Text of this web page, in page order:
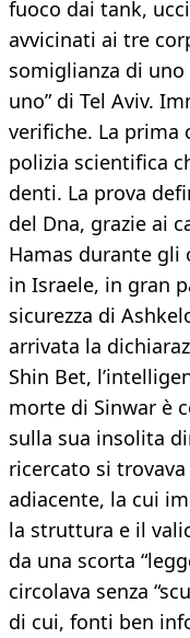
fuoco dai tank,
avvicinati ai tre
somiglianza di uno
uno” di Tel Aviv.
verifiche. La prima
polizia scientifica
denti. La prova
del Dna, grazie ai
Hamas durante gli
in Israele, in gran
sicurezza di
arrivata la
Shin Bet,
morte di Sinwar è
sulla sua insolita
ricercato si
adiacente, la cui
la struttura e il
da una scorta
circolava senza
di cui, fonti ben